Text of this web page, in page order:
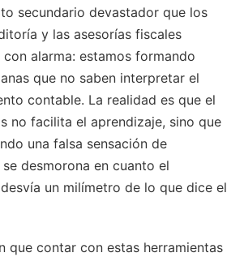
secundario devastador que los
y las asesorías fiscales
alarma: estamos formando
que no saben interpretar el
contable. La realidad es que el
no facilita el aprendizaje, sino que
una falsa sensación de
desmorona en cuanto el
un milímetro de lo que dice el
que contar con estas herramientas